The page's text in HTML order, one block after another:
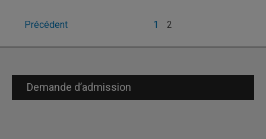
Pagination
des
Précédent 1 2
Demande d’admission